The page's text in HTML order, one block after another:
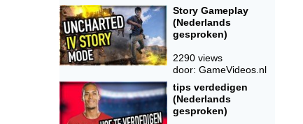
Story Gameplay
(Nederlands
gesproken)
2290 views
door: GameVideos.nl
tips verdedigen
(Nederlands
gesproken)